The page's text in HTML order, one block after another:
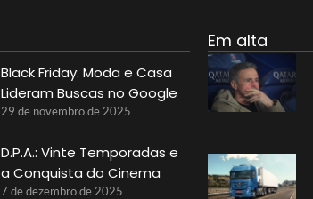
Black Friday: Moda e Casa
Lideram Buscas no Google
29 de novembro de 2025
D.P.A.: Vinte Temporadas e
a Conquista do Cinema
7 de dezembro de 2025
Em alta